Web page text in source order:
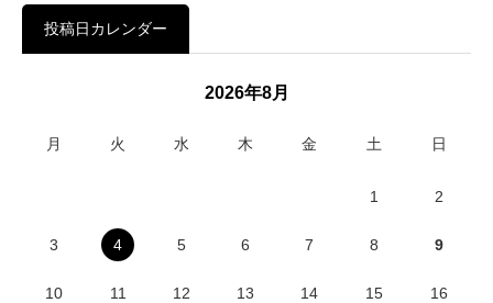
投稿日カレンダー
2026年8月
月 火 水 木 金 土 日
1 2
3 4 5 6 7 8 9
10 11 12 13 14 15 16